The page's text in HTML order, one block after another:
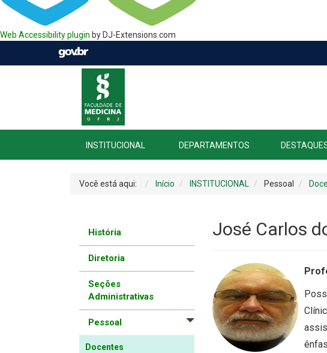
Web Accessibility plugin by DJ-Extensions.com
INSTITUCIONAL DEPARTAMENTOS
Você está aqui: Início INSTITUCIONAL Pessoal
História
Diretoria
Seções
Administrativas
Pessoal
Docentes
José Carlos